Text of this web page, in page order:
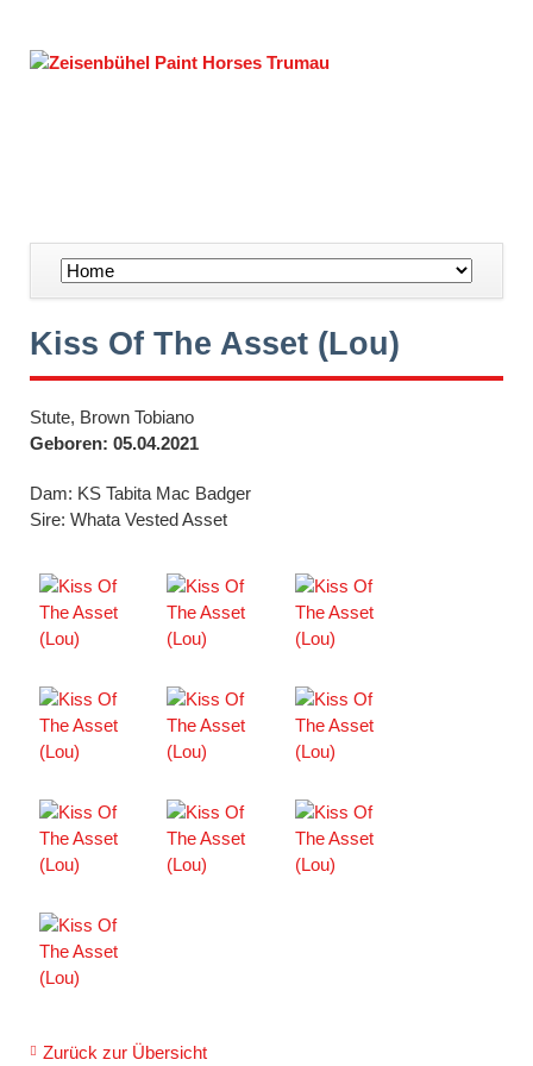
Navigation
überspringen
Kiss Of The Asset (Lou)
Stute, Brown Tobiano
Geboren: 05.04.2021
Dam: KS Tabita Mac Badger
Sire: Whata Vested Asset
Zurück zur Übersicht